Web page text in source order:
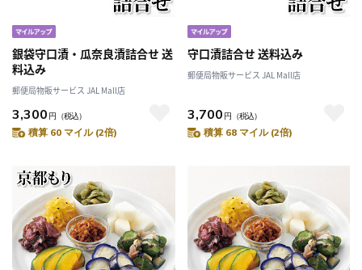
銀袋守口漬・瓜奈良漬詰合せ 送
料込み
郵便局物販サービス JAL Mall店
3,300 円 （税込）
積算 60 マイル (2倍)
守口漬詰合せ 送料込み
郵便局物販サービス JAL Mall店
3,700 円 （税込）
積算 68 マイル (2倍)